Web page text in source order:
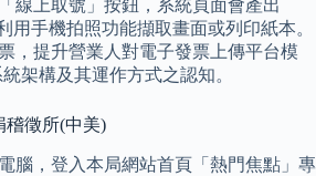
線上取號」按鈕，系統頁面會產出
用手機拍照功能擷取畫面或列印紙本。
，提升營業人對電子發票上傳平台模
架構及其運作方式之認知。
稽徵所(中美)
腦，登入本局網站首頁「熱門焦點」專